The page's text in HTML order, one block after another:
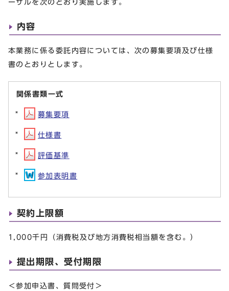
ーザルを次のとおり実施します。
内容
本業務に係る委託内容については、次の募集要項及び仕様
書のとおりとします。
関係書類一式
募集要項
仕様書
評価基準
参加表明書
契約上限額
1,000千円（消費税及び地方消費税相当額を含む。）
提出期限、受付期限
＜参加申込書、質問受付＞